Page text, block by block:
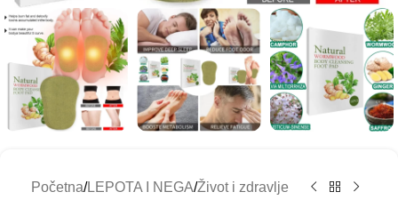
Početna/LEPOTA I NEGA/Život i zdravlje